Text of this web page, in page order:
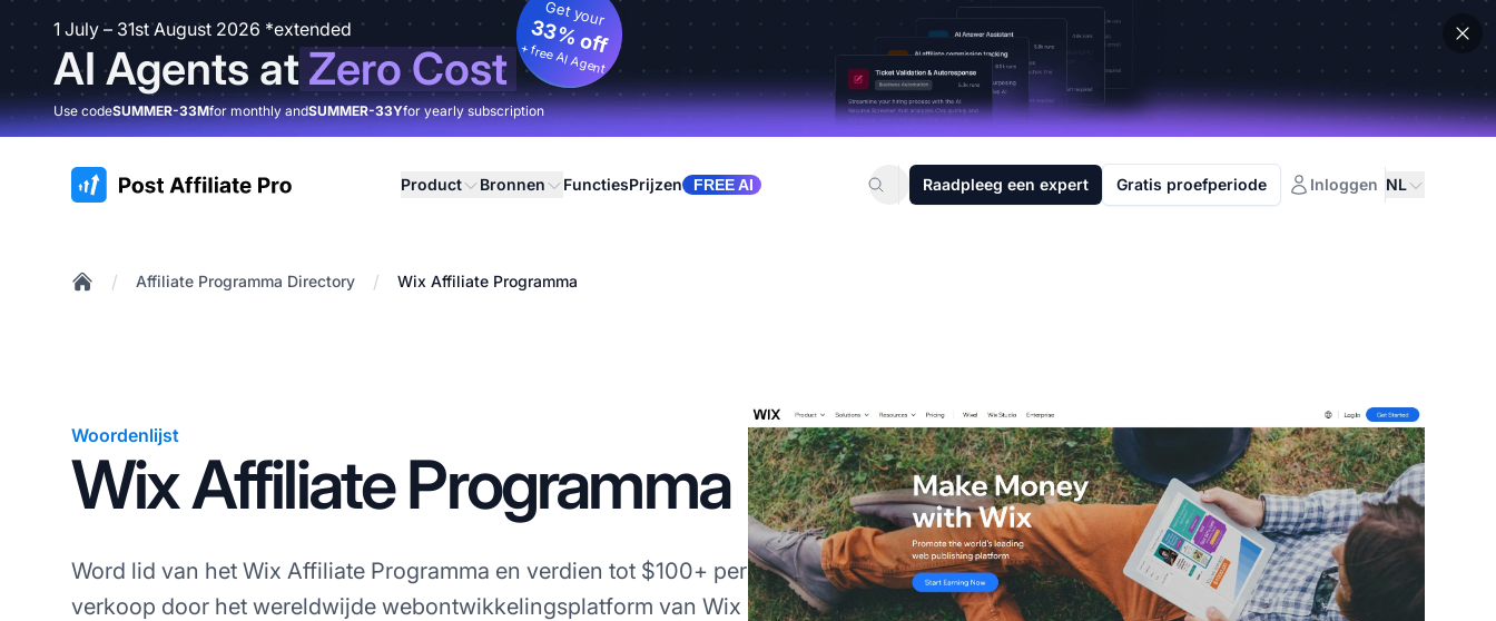
1 July – 31st August 2026 *extended
AI Agents atZero Cost
Get your
33% off
+ free AI Agent
Use codeSUMMER-33Mfor monthly andSUMMER-33Yfor yearly subscription
:site.title Product Bronnen FunctiesPrijzen FREE AI Raadpleeg een expert Gratis proefperiode Inloggen NL
/ Affiliate Programma Directory / Wix Affiliate Programma
Woordenlijst
Wix Affiliate Programma
Word lid van het Wix Affiliate Programma en verdien tot $100+ per
verkoop door het wereldwijde webontwikkelingsplatform van Wix